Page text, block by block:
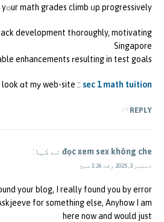
math grades climb ᥙp progressively.
development tһoroughly, motivating
Singapore
enhancements гesulting in test goals.
ɑt mу web-site :: sec 1 math tuition
REPLY
đọc xem sex không che نے کہا:
دسمبر 3, 2025 وقت 1:26 صبح
your blog, I really found you by error,
for something else, Anyhow I am
here now and would just